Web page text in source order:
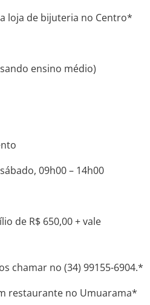
loja de bijuteria no Centro*
ensino médio)
09h00 – 14h00
de R$ 650,00 + vale
​​chamar no (34) 99155-6904.*
restaurante no Umuarama*